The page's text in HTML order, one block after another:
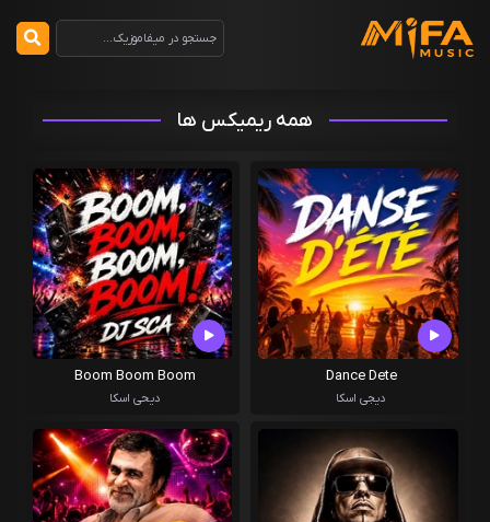
همه ریمیکس ها
Dance Dete
دیجی اسکا
Boom Boom Boom
دیحی اسکا